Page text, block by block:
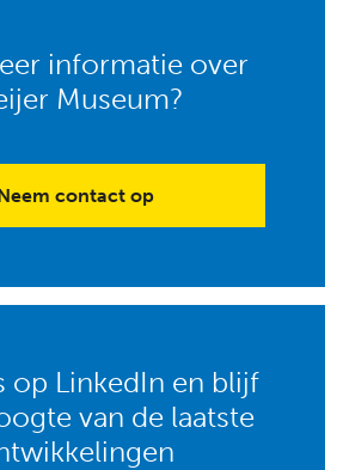
informatie over
Museum?
contact op
op LinkedIn en blijf
van de laatste